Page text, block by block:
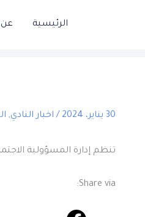
الرئيسية عن
30 يناير، 2024 / اخبار النادي,
تنظم إدارة المسؤولية
Share via: